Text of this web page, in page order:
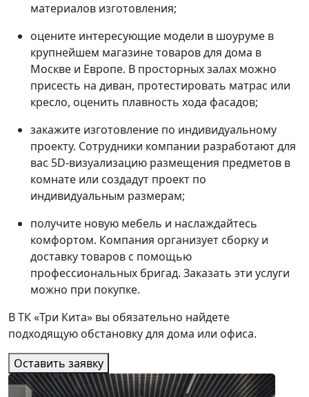
материалов изготовления;
оцените интересующие модели в шоуруме в
крупнейшем магазине товаров для дома в
Москве и Европе. В просторных залах можно
присесть на диван, протестировать матрас или
кресло, оценить плавность хода фасадов;
закажите изготовление по индивидуальному
проекту. Сотрудники компании разработают для
вас 5D-визуализацию размещения предметов в
комнате или создадут проект по
индивидуальным размерам;
получите новую мебель и наслаждайтесь
комфортом. Компания организует сборку и
доставку товаров с помощью
профессиональных бригад. Заказать эти услуги
можно при покупке.
В ТК «Три Кита» вы обязательно найдете
подходящую обстановку для дома или офиса.
Оставить заявку